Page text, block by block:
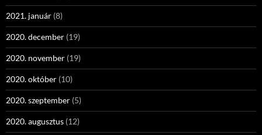
2021. január (8)
2020. december (19)
2020. november (19)
2020. október (10)
2020. szeptember (5)
2020. augusztus (12)